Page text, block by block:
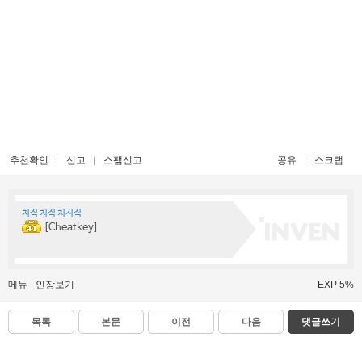
추천확인 신고 스팸신고 공유 스크랩
치직 치직 치지직
[Cheatkey]
메뉴 인장보기 EXP 5%
목록 본문 이전 다음 댓글쓰기